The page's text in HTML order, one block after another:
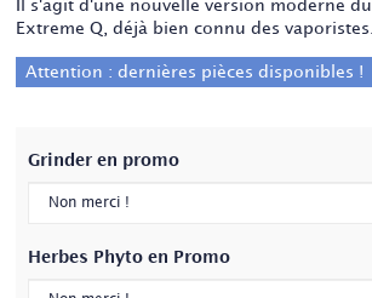
Il s'agît d'une nouvelle version moderne
Extreme Q, déjà bien connu des vaporistes.
Attention : dernières pièces disponibles !
Grinder en promo
Herbes Phyto en Promo